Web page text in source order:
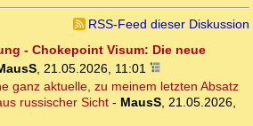
RSS-Feed dieser Diskussion
- Chokepoint Visum: Die neue
, 21.05.2026, 11:01
ganz aktuelle, zu meinem letzten Absatz
russischer Sicht - MausS, 21.05.2026,